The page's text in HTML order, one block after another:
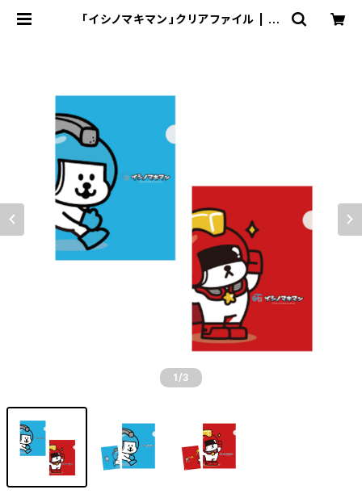
「イシノマキマン」クリアファイル | ☆
1 /3